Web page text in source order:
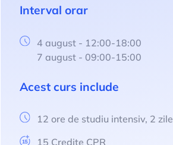
Interval orar
4 august - 12:00-18:00
7 august - 09:00-15:00
Acest curs include
12 ore de studiu intensiv, 2 zile
15 Credite CPR